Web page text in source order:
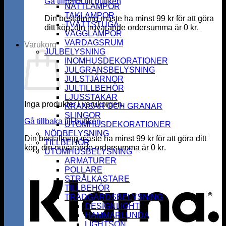
Din beställning måste ha minst99 kr för att göra
ditt köp, din nuvarande ordersumma är 0 kr.
Varukorg
Inga produkter i varukorgen.
Gå tillbaka till butiken
Din beställning måste ha minst99 kr för att göra ditt
köp, din nuvarande ordersumma är 0 kr.
NATTLAMPOR
TAKLAMPOR
TVÄTTSTUGA
VÄGGLAMPOR
VARDAGSRUM
JULBELYSNING
INOMHUSDEKORATIONER
JULGRANSBELYSNING
JULSTJÄRNOR
JULTILLBEHÖR
LJUSSTAKAR
KRANSAR OCH GRANAR
SLINGOR
UTOMHUSDEKORATIONER
NÖDBELYSNING
TILLBEHÖR
UTOMHUSBELYSNING
ARMATURER
POLLARE
STRÅLKASTARE
TILLBEHÖR
TRÄDGÅRDSBELYSNING
DESIGNLIGHT
HAMMARLUNDA
LIGHTSON